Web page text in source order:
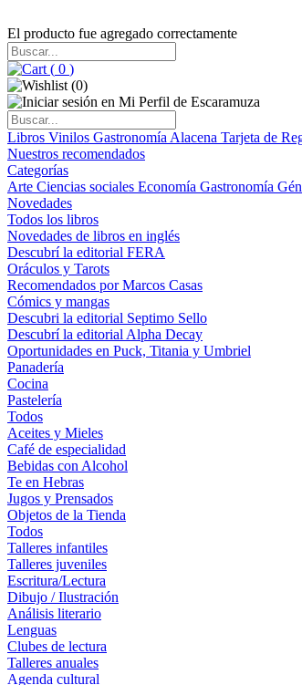
El producto fue agregado correctamente
( 0 )
(0)
Libros Vinilos Gastronomía Alacena Tarjeta de
Nuestros recomendados
Categorías
Arte Ciencias sociales Economía Gastronomía
Novedades
Todos los libros
Novedades de libros en inglés
Descubrí la editorial FERA
Oráculos y Tarots
Recomendados por Marcos Casas
Cómics y mangas
Descubri la editorial Septimo Sello
Descubrí la editorial Alpha Decay
Oportunidades en Puck, Titania y Umbriel
Panadería
Cocina
Pastelería
Todos
Aceites y Mieles
Café de especialidad
Bebidas con Alcohol
Te en Hebras
Jugos y Prensados
Objetos de la Tienda
Todos
Talleres infantiles
Talleres juveniles
Escritura/Lectura
Dibujo / Ilustración
Análisis literario
Lenguas
Clubes de lectura
Talleres anuales
Agenda cultural